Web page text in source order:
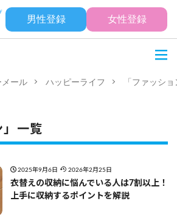
男性登録 女性登録
ール ハッピーライフ 「ファッシ
」一覧
2025年9月6日 2026年2月25日
衣替えの収納に悩んでいる人は7割以上！
上手に収納するポイントを解説